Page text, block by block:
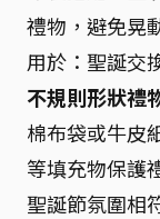
禮物，避免晃
用於：聖誕交
不規則形狀禮
棉布袋或牛皮
等填充物保護
聖誕節氛圍相